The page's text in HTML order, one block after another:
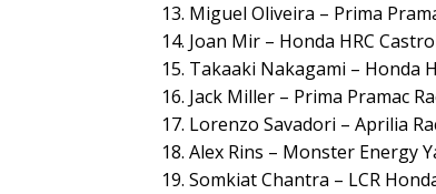
13. Miguel Oliveira – Prima
14. Joan Mir – Honda HRC
15. Takaaki Nakagami – Honda
16. Jack Miller – Prima Pramac
17. Lorenzo Savadori – Aprilia
18. Alex Rins – Monster Energy
19. Somkiat Chantra – LCR